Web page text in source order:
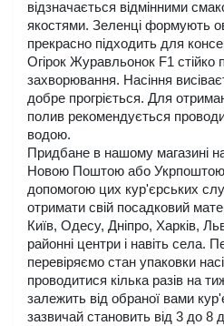
відзначається відмінними
якостями. Зеленці формують
прекрасно підходить для
Огірок Журавльонок F1 стійко
захворювання. Насіння
добре прогріється. Для
полив рекомендується
водою.
Придбане в нашому магазині
Новою Поштою або
допомогою цих кур'єрських
отримати свій посадковий
Київ, Одесу, Дніпро, Харків,
районні центри і навіть села.
перевіряємо стан упаковки
проводитися кілька разів на
залежить від обраної вами
зазвичай становить від 3 до 8